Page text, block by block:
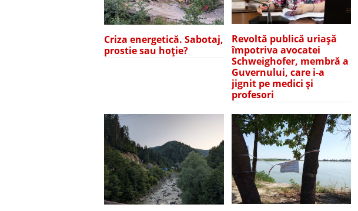
Criza energetică. Sabotaj,
prostie sau hoție?
Revoltă publică uriașă
împotriva avocatei
Schweighofer, membră a
Guvernului, care i-a
jignit pe medici și
profesori